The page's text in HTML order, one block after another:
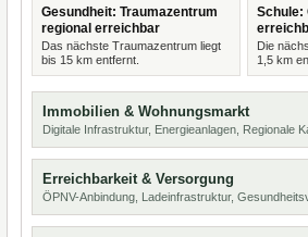
Gesundheit: Traumazentrum
regional erreichbar
Das nächste Traumazentrum liegt
bis 15 km entfernt.
Schule:
Die
1,5 km
Immobilien & Wohnungsmarkt
Digitale Infrastruktur, Energieanlagen, Regionale
Erreichbarkeit & Versorgung
ÖPNV-Anbindung, Ladeinfrastruktur,